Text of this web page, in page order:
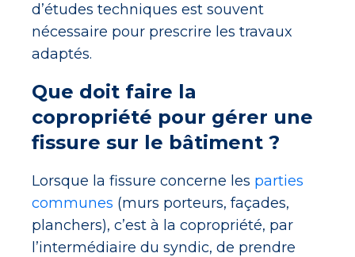
d’études techniques est souvent
nécessaire pour prescrire les travaux
adaptés.
Que doit faire la
copropriété pour gérer une
fissure sur le bâtiment ?
Lorsque la fissure concerne les parties
communes (murs porteurs, façades,
planchers), c’est à la copropriété, par
l’intermédiaire du syndic, de prendre